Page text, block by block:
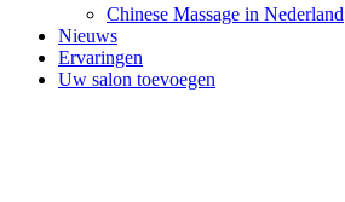
Chinese Massage in Nederland
Nieuws
Ervaringen
Uw salon toevoegen